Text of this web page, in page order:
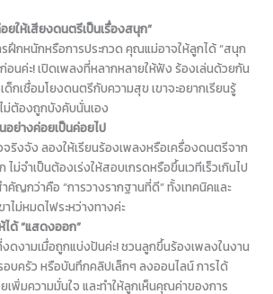
ยให้เสียงดนตรีเป็นเรื่องสนุก”
ฝึกหนักหรือการประกวด คุณแม่อาจให้ลูกได้ “สนุก
อนค่ะ! เปิดเพลงที่หลากหลายให้ฟัง ร้องเล่นด้วยกัน
ด็กเชื่อมโยงดนตรีกับความสุข เขาจะอยากเรียนรู้
ม่ต้องถูกบังคับนั่นเอง
ย่างค่อยเป็นค่อยไป
จริงจัง ลองให้เรียนร้องเพลงหรือเครื่องดนตรีจาก
ไม่จำเป็นต้องเร่งให้สอบเกรดหรือขึ้นเวทีเร็วเกินไป
คัญกว่าคือ “การวางรากฐานที่ดี” ทั้งเทคนิคและ
ไม่หมดไฟระหว่างทางค่ะ
ได้ “แสดงออก”
ดงามเมื่อถูกแบ่งปันค่ะ! ชวนลูกขึ้นร้องเพลงในงาน
อบครัว หรือบันทึกคลิปเล็กๆ ลงออนไลน์ การได้
เพิ่มความมั่นใจ และทำให้ลูกเห็นคุณค่าของการ